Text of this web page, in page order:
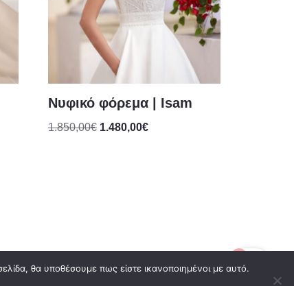
Νυφικό φόρεμα | Isam
1.850,00€ 1.480,00€
θα υποθέσουμε πως είστε ικανοποιημένοι με αυτό.